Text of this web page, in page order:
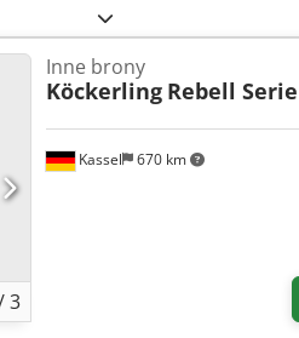
3
Kassel 670 km
Inne brony
Köckerling Rebell Serie